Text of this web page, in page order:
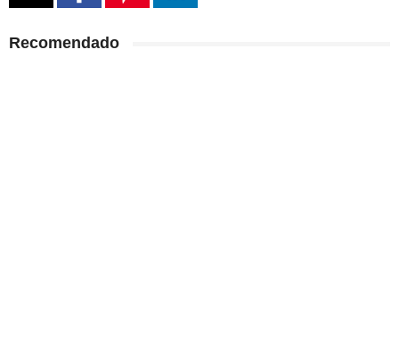
Recomendado